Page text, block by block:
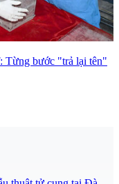
Từng bước "trả lại tên"